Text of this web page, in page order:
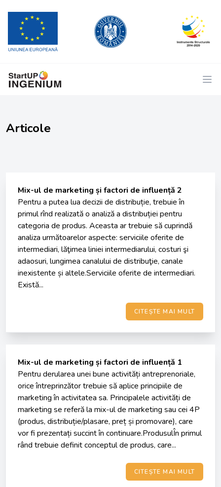
Articole
Mix-ul de marketing și factori de influență 2
Pentru a putea lua decizii de distribuție, trebuie în
primul rînd realizată o analiză a distribuției pentru
categoria de produs. Aceasta ar trebuie să cuprindă
analiza următoarelor aspecte: serviciile oferite de
intermediari, lăţimea liniei intermediarului, costuri şi
adaosuri, lungimea canalului de distribuţie, canale
inexistente și altele.Serviciile oferite de intermediari.
Există...
CITEȘTE MAI MULT
Mix-ul de marketing și factori de influență 1
Pentru derularea unei bune activități antreprenoriale,
orice întreprinzător trebuie să aplice principiile de
marketing în activitatea sa. Principalele activități de
marketing se referă la mix-ul de marketing sau cei 4P
(produs, distribuție/plasare, preț și promovare), care
vor fi prezentați succint în continuare.ProdusulÎn primul
rând trebuie definit conceptul de produs, care...
CITEȘTE MAI MULT